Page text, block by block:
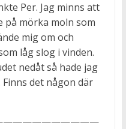
Per. Jag minns att
på mörka moln som
mig om och
låg slog i vinden.
nedåt så hade jag
det någon där